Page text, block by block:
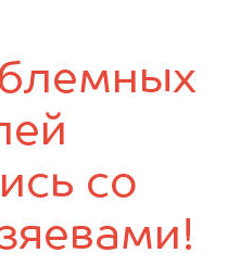
Лодейное Поле
Луга
Никольское
Отрадное
Парголово
Пикалёво
со